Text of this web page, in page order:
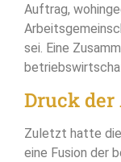
Auftrag,
sei. Eine
Druck der
Zuletzt hatte die
eine Fusion der